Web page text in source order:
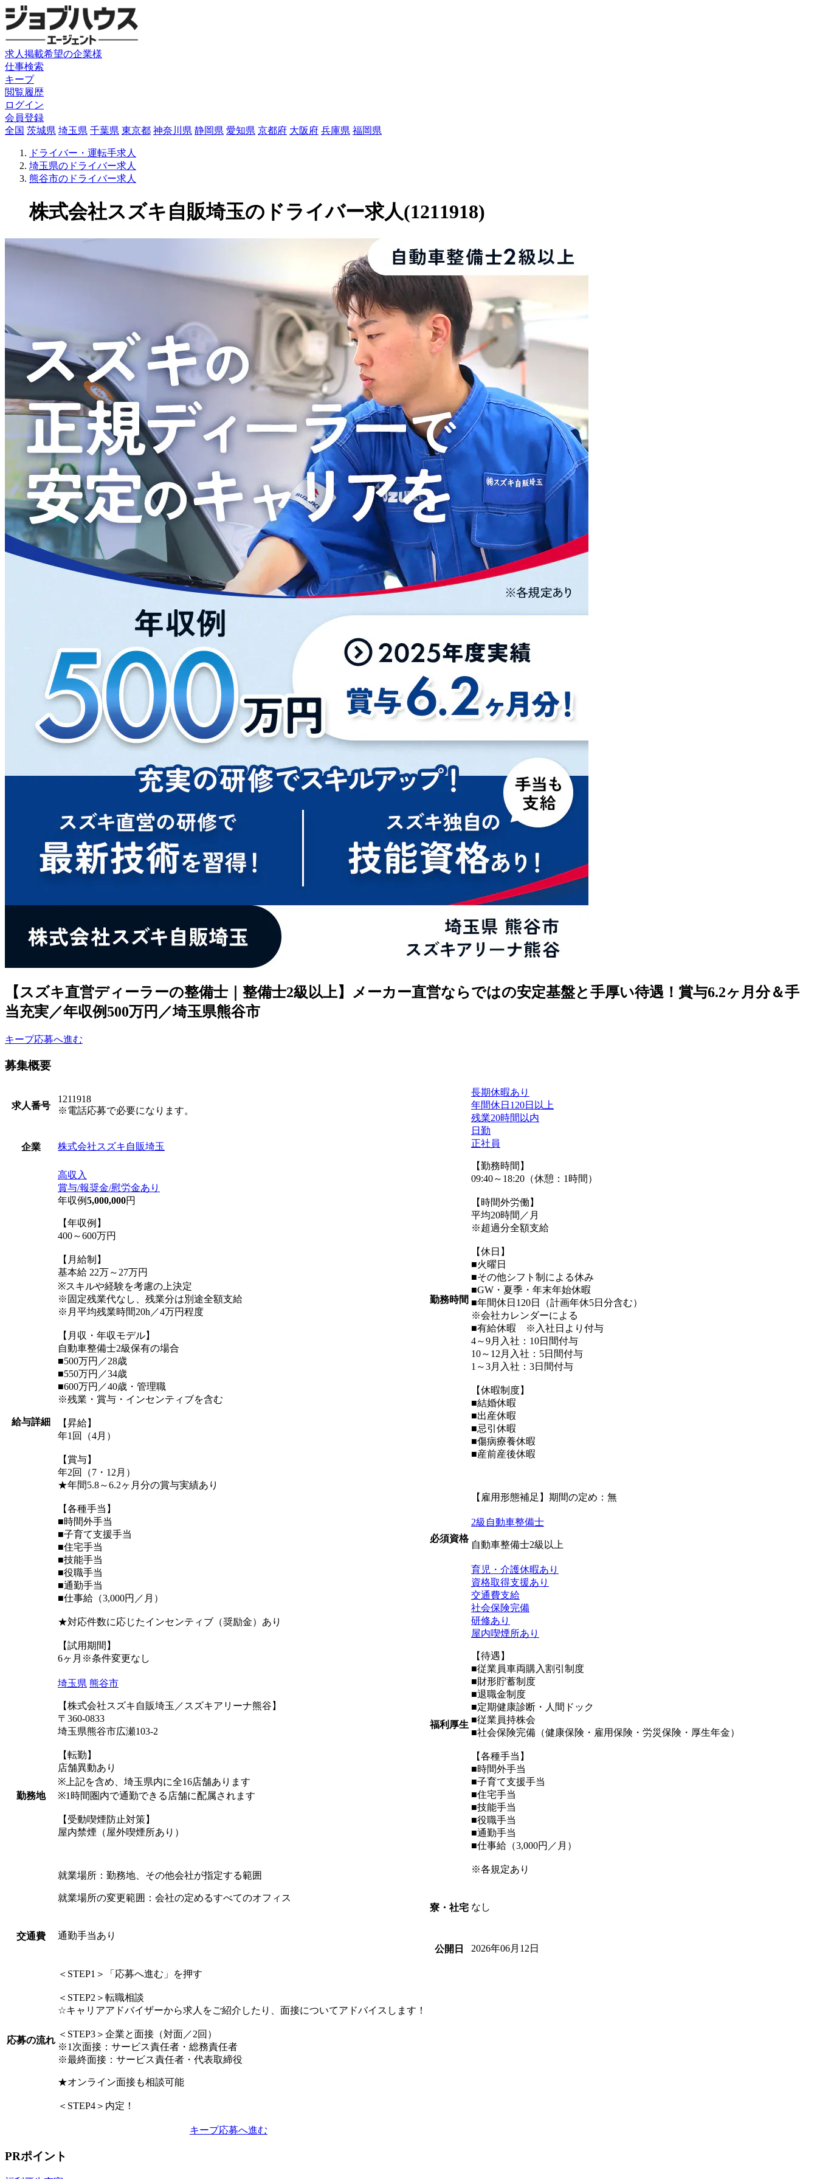
求人掲載希望の企業様
仕事検索
キープ
閲覧履歴
ログイン
会員登録
全国 茨城県 埼玉県 千葉県 東京都 神奈川県 静岡県 愛知県 京都府 大阪府 兵庫県 福岡県
ドライバー・運転手求人
埼玉県のドライバー求人
熊谷市のドライバー求人
株式会社スズキ自販埼玉のドライバー求人(1211918)
【スズキ直営ディーラーの整備士｜整備士2級以上】メーカー直営ならではの安定基盤と手厚い待遇！賞与6.2ヶ月分＆手
当充実／年収例500万円／埼玉県熊谷市
キープ応募へ進む
募集概要
求人番号
1211918
※電話応募で必要になります。
企業 株式会社スズキ自販埼玉
給与詳細
高収入
賞与/報奨金/慰労金あり
年収例5,000,000円
【年収例】
400～600万円
【月給制】
基本給 22万～27万円
※スキルや経験を考慮の上決定
※固定残業代なし、残業分は別途全額支給
※月平均残業時間20h／4万円程度
【月収・年収モデル】
自動車整備士2級保有の場合
■500万円／28歳
■550万円／34歳
■600万円／40歳・管理職
※残業・賞与・インセンティブを含む
【昇給】
年1回（4月）
【賞与】
年2回（7・12月）
★年間5.8～6.2ヶ月分の賞与実績あり
【各種手当】
■時間外手当
■子育て支援手当
■住宅手当
■技能手当
■役職手当
■通勤手当
■仕事給（3,000円／月）
★対応件数に応じたインセンティブ（奨励金）あり
【試用期間】
6ヶ月※条件変更なし
勤務地
埼玉県 熊谷市
【株式会社スズキ自販埼玉／スズキアリーナ熊谷】
〒360-0833
埼玉県熊谷市広瀬103-2
【転勤】
店舗異動あり
※上記を含め、埼玉県内に全16店舗あります
※1時間圏内で通勤できる店舗に配属されます
【受動喫煙防止対策】
屋内禁煙（屋外喫煙所あり）
就業場所：勤務地、その他会社が指定する範囲
就業場所の変更範囲：会社の定めるすべてのオフィス
交通費 通勤手当あり
応募の流れ
＜STEP1＞「応募へ進む」を押す
＜STEP2＞転職相談
☆キャリアアドバイザーから求人をご紹介したり、面接についてアドバイスします！
＜STEP3＞企業と面接（対面／2回）
※1次面接：サービス責任者・総務責任者
※最終面接：サービス責任者・代表取締役
★オンライン面接も相談可能
＜STEP4＞内定！
勤務時間
長期休暇あり
年間休日120日以上
残業20時間以内
日勤
正社員
【勤務時間】
09:40～18:20（休憩：1時間）
【時間外労働】
平均20時間／月
※超過分全額支給
【休日】
■火曜日
■その他シフト制による休み
■GW・夏季・年末年始休暇
■年間休日120日（計画年休5日分含む）
※会社カレンダーによる
■有給休暇 ※入社日より付与
4～9月入社：10日間付与
10～12月入社：5日間付与
1～3月入社：3日間付与
【休暇制度】
■結婚休暇
■出産休暇
■忌引休暇
■傷病療養休暇
■産前産後休暇
【雇用形態補足】期間の定め：無
必須資格
2級自動車整備士
自動車整備士2級以上
福利厚生
育児・介護休暇あり
資格取得支援あり
交通費支給
社会保険完備
研修あり
屋内喫煙所あり
【待遇】
■従業員車両購入割引制度
■財形貯蓄制度
■退職金制度
■定期健康診断・人間ドック
■従業員持株会
■社会保険完備（健康保険・雇用保険・労災保険・厚生年金）
【各種手当】
■時間外手当
■子育て支援手当
■住宅手当
■技能手当
■役職手当
■通勤手当
■仕事給（3,000円／月）
※各規定あり
寮・社宅 なし
公開日 2026年06月12日
キープ応募へ進む
PRポイント